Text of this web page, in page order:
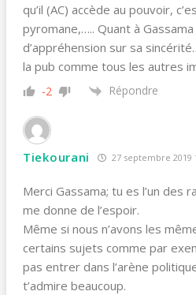
qu’il (AC) accède au pouvoir,
pyromane,….. Quant à
d’appréhension sur sa
la pub comme tous les autres
-2 Répondre
Tiekourani 27 septembre 2019
Merci Gassama; tu es l’un des
me donne de l’espoir.
Même si nous n’avons les
certains sujets comme par
pas entrer dans l’arène
t’admire beaucoup.